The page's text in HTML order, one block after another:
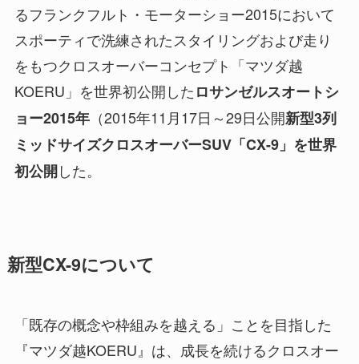
るフランクフルト・モーターショー2015において
スポーティで洗練されたスタイリングおよび走り
をもつクロスオーバーコンセプト「マツダ越
KOERU」を世界初公開したロサンゼルスオートシ
ョー2015年（2015年11月17日～29日公開新型3列
ミッドサイズクロスオーバーSUV「CX-9」を世界
初公開した。
新型CX-9について
「既存の概念や枠組みを越える」ことを目指した
『マツダ越KOERU』は、成長を続けるクロスオー